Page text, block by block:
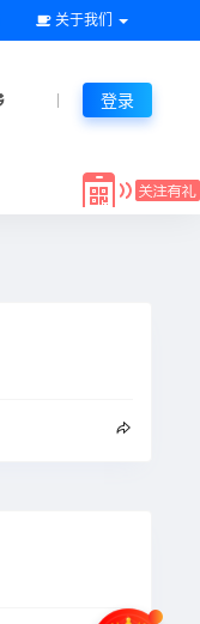
关于我们
登录